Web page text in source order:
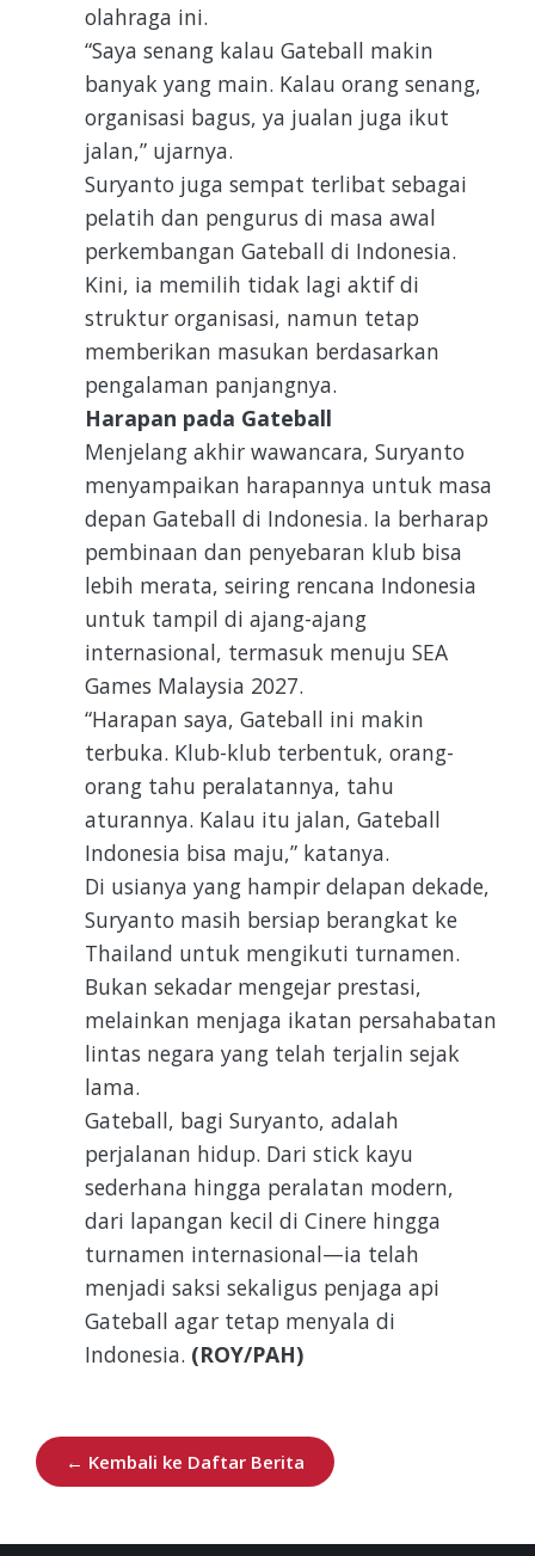
olahraga ini.
“Saya senang kalau Gateball makin
banyak yang main. Kalau orang senang,
organisasi bagus, ya jualan juga ikut
jalan,” ujarnya.
Suryanto juga sempat terlibat sebagai
pelatih dan pengurus di masa awal
perkembangan Gateball di Indonesia.
Kini, ia memilih tidak lagi aktif di
struktur organisasi, namun tetap
memberikan masukan berdasarkan
pengalaman panjangnya.
Harapan pada Gateball
Menjelang akhir wawancara, Suryanto
menyampaikan harapannya untuk masa
depan Gateball di Indonesia. Ia berharap
pembinaan dan penyebaran klub bisa
lebih merata, seiring rencana Indonesia
untuk tampil di ajang-ajang
internasional, termasuk menuju SEA
Games Malaysia 2027.
“Harapan saya, Gateball ini makin
terbuka. Klub-klub terbentuk, orang-
orang tahu peralatannya, tahu
aturannya. Kalau itu jalan, Gateball
Indonesia bisa maju,” katanya.
Di usianya yang hampir delapan dekade,
Suryanto masih bersiap berangkat ke
Thailand untuk mengikuti turnamen.
Bukan sekadar mengejar prestasi,
melainkan menjaga ikatan persahabatan
lintas negara yang telah terjalin sejak
lama.
Gateball, bagi Suryanto, adalah
perjalanan hidup. Dari stick kayu
sederhana hingga peralatan modern,
dari lapangan kecil di Cinere hingga
turnamen internasional—ia telah
menjadi saksi sekaligus penjaga api
Gateball agar tetap menyala di
Indonesia. (ROY/PAH)
← Kembali ke Daftar Berita